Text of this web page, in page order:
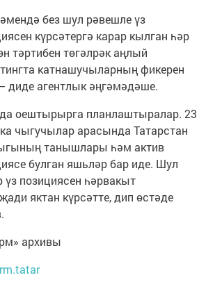
без шул рәвешле үз
күрсәтергә карар кылган һәр
тәртибен төгәлрәк аңлый
катнашучыларның фикерен
диде агентлык әңгәмәдәше.
оештырырга планлаштыралар. 23
чыгучылар арасында Татарстан
танышлары һәм актив
булган яшьләр бар иде. Шул
позициясен һәрвакыт
яктан күрсәтте, дип өстәде
архивы